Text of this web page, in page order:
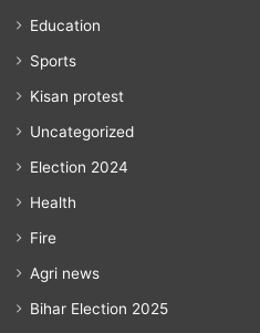
Education
Sports
Kisan protest
Uncategorized
Election 2024
Health
Fire
Agri news
Bihar Election 2025